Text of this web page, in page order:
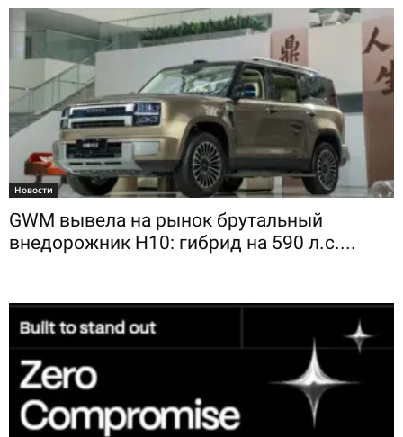
Новости
GWM вывела на рынок брутальный
внедорожник H10: гибрид на 590 л.с....